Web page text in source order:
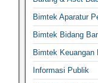
Bimtek Aparatur
Bimtek Bidang
Bimtek Keuangan
Informasi Publik